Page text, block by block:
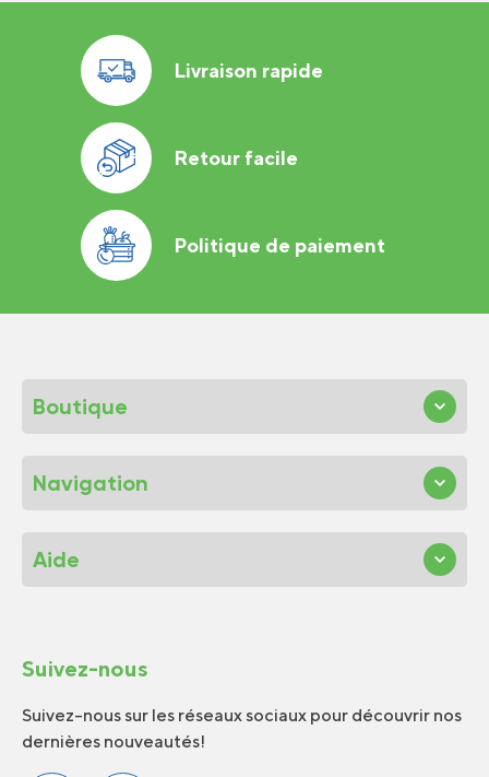
Livraison rapide
Retour facile
Politique de paiement
Boutique
Navigation
Aide
Suivez-nous
Suivez-nous sur les réseaux sociaux pour découvrir nos
dernières nouveautés!